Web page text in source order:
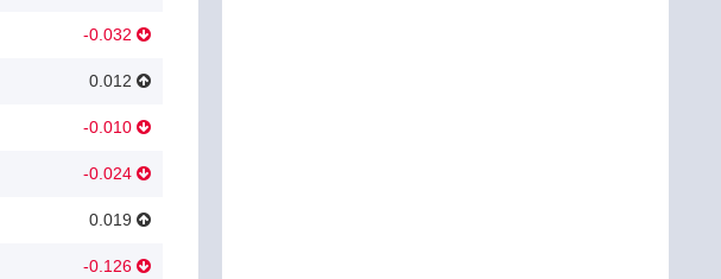
-0.032
0.012
-0.010
-0.024
0.019
-0.126